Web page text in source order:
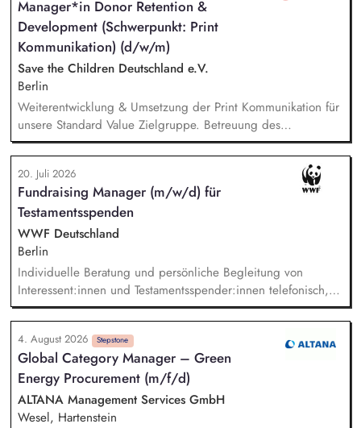
Manager*in Donor Retention &
Development (Schwerpunkt: Print
Kommunikation) (d/w/m)
Save the Children Deutschland e.V.
Berlin
Weiterentwicklung & Umsetzung der Print Kommunikation für
unsere Standard Value Zielgruppe. Betreuung des
postalischen Mailing-Programm inkl. der Spendenmagazine
und Spendenaufrufe sowie der Print Kommunikation innerhalb
unserer Donor Journeys. Ko-Produktion von Content für die
Print Kommunikation in enger Zusammenarbeit mit dem Team
Brand, Content & Publikationen. Redaktion und Prüfung von
Content/Texten für andere Kanäle und Medien.
20. Juli 2026
Fundraising Manager (m/w/d) für
Testamentsspenden
WWF Deutschland
Berlin
Individuelle Beratung und persönliche Begleitung von
Interessent:innen und Testamentsspender:innen telefonisch,
per E-Mail sowie bei persönlichen Gesprächen. Strategische
Weiterentwicklung des Erbschaftsfundraisings und der Donor
Journeys – von der Lead-Akquise über Stewardship bis hin
zur individuellen Förder:innen-Kommunikation. Systematische
Planung, Steuerung und Umsetzung von Werbemaßnahmen,
Nachlass-Mailings oder Telefonie-Aktionen sowie die
Durchführung von analogen und digitalen Veranstaltungen.
4. August 2026 Stepstone
Global Category Manager – Green
Energy Procurement (m/f/d)
ALTANA Management Services GmbH
Wesel, Hartenstein